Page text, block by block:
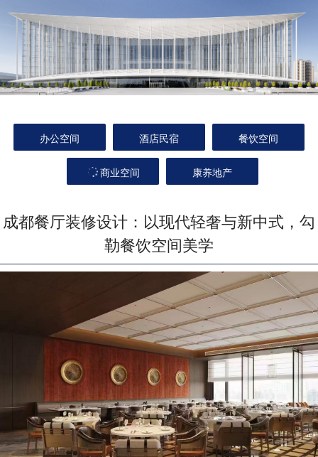
办公空间 酒店民宿 餐饮空间
商业空间 康养地产
成都餐厅装修设计：以现代轻奢与新中式，勾
勒餐饮空间美学